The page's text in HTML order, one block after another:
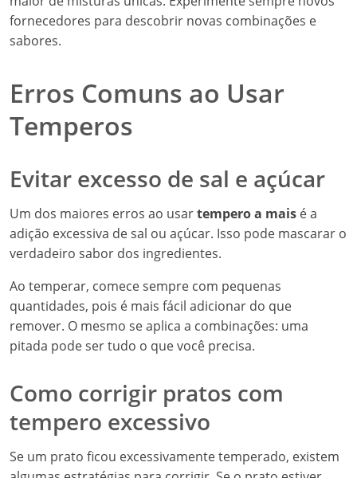
fornecedores para descobrir novas combinações e
sabores.
Erros Comuns ao Usar
Temperos
Evitar excesso de sal e açúcar
Um dos maiores erros ao usartempero a mais é a
adição excessiva de sal ou açúcar. Isso pode mascarar o
verdadeiro sabor dos ingredientes.
Ao temperar, comece sempre com pequenas
quantidades, pois é mais fácil adicionar do que
remover. O mesmo se aplica a combinações: uma
pitada pode ser tudo o que você precisa.
Como corrigir pratos com
tempero excessivo
Se um prato ficou excessivamente temperado, existem